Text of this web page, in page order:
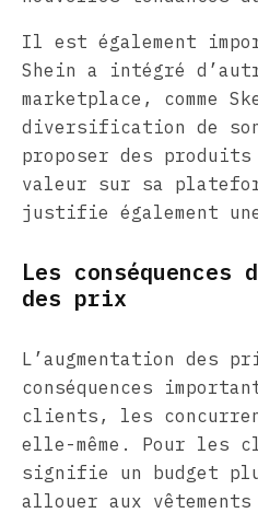
Il est également
Shein a intégré
marketplace, comme
diversification de
proposer des
valeur sur sa
justifie également
Les conséquences
des prix
L’augmentation des
conséquences
clients, les
elle-même. Pour les
signifie un budget
allouer aux